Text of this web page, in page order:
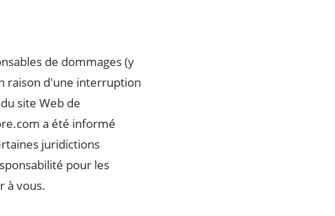
de dommages (y
raison d'une interruption
site Web de
a été informé
juridictions
pour les
à vous.